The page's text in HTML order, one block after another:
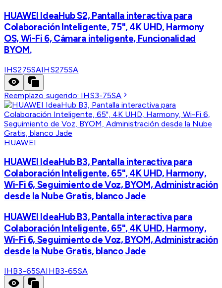
HUAWEI IdeaHub S2, Pantalla interactiva para
Colaboración Inteligente, 75", 4K UHD, Harmony
OS, Wi-Fi 6, Cámara inteligente, Funcionalidad
BYOM.
IHS275SAIHS275SA
Reemplazo sugerido: IHS3-75SA
HUAWEI
HUAWEI IdeaHub B3, Pantalla interactiva para
Colaboración Inteligente, 65", 4K UHD, Harmony,
Wi-Fi 6, Seguimiento de Voz, BYOM, Administración
desde la Nube Gratis, blanco Jade
HUAWEI IdeaHub B3, Pantalla interactiva para
Colaboración Inteligente, 65", 4K UHD, Harmony,
Wi-Fi 6, Seguimiento de Voz, BYOM, Administración
desde la Nube Gratis, blanco Jade
IHB3-65SAIHB3-65SA